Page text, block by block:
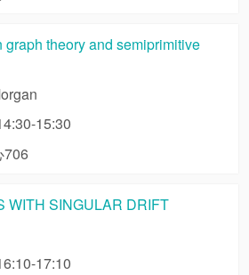
theory and semiprimitive
15:30
706
WITH SINGULAR DRIFT
17:10